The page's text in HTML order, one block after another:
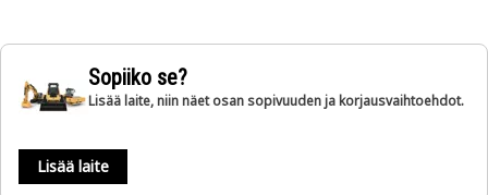
Sopiiko se?
Lisää laite, niin näet osan sopivuuden ja korjausvaihtoehdot.
Lisää laite